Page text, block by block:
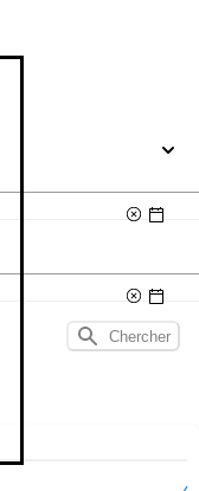
Chercher